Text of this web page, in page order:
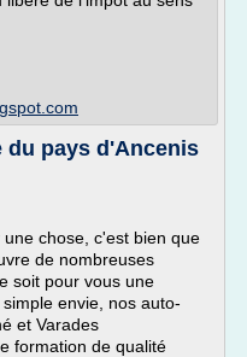
du pays d'Ancenis
chose, c'est bien que
de nombreuses
soit pour vous une
envie, nos auto-
et Varades
formation de qualité